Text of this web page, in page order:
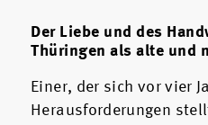
Der Liebe und des
Thüringen als alte und
Einer, der sich vor vier
Herausforderungen